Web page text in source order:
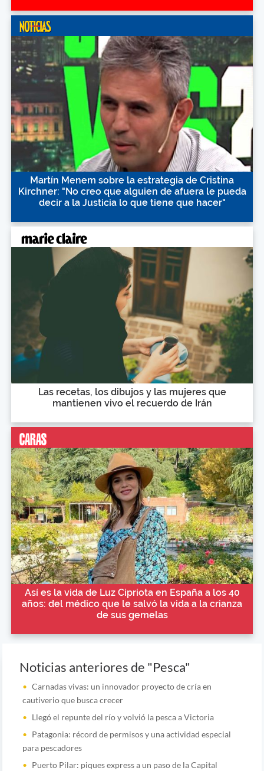
Martín Menem sobre la estrategia de Cristina
Kirchner: "No creo que alguien de afuera le pueda
decir a la Justicia lo que tiene que hacer"
Las recetas, los dibujos y las mujeres que
mantienen vivo el recuerdo de Irán
Así es la vida de Luz Cipriota en España a los 40
años: del médico que le salvó la vida a la crianza
de sus gemelas
Noticias anteriores de "Pesca"
Carnadas vivas: un innovador proyecto de cría en
cautiverio que busca crecer
Llegó el repunte del río y volvió la pesca a Victoria
Patagonia: récord de permisos y una actividad especial
para pescadores
Puerto Pilar: piques express a un paso de la Capital